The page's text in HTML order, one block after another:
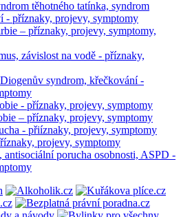
těhotného tatínka, syndrom
- příznaky, projevy, symptomy
– příznaky, projevy, symptomy,
závislost na vodě - příznaky,
syndrom, křečkování -
- příznaky, projevy, symptomy
– příznaky, projevy, symptomy
- přiíznaky, projevy, symptomy
projevy, symptomy
antisociální porucha osobnosti, ASPD -